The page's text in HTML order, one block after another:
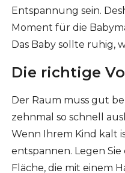
Entspannung sein.
Moment für die
Das Baby sollte ruhig,
Die richtige
Der Raum muss gut
zehnmal so schnell
Wenn Ihrem Kind kalt
entspannen. Legen
Fläche, die mit einem